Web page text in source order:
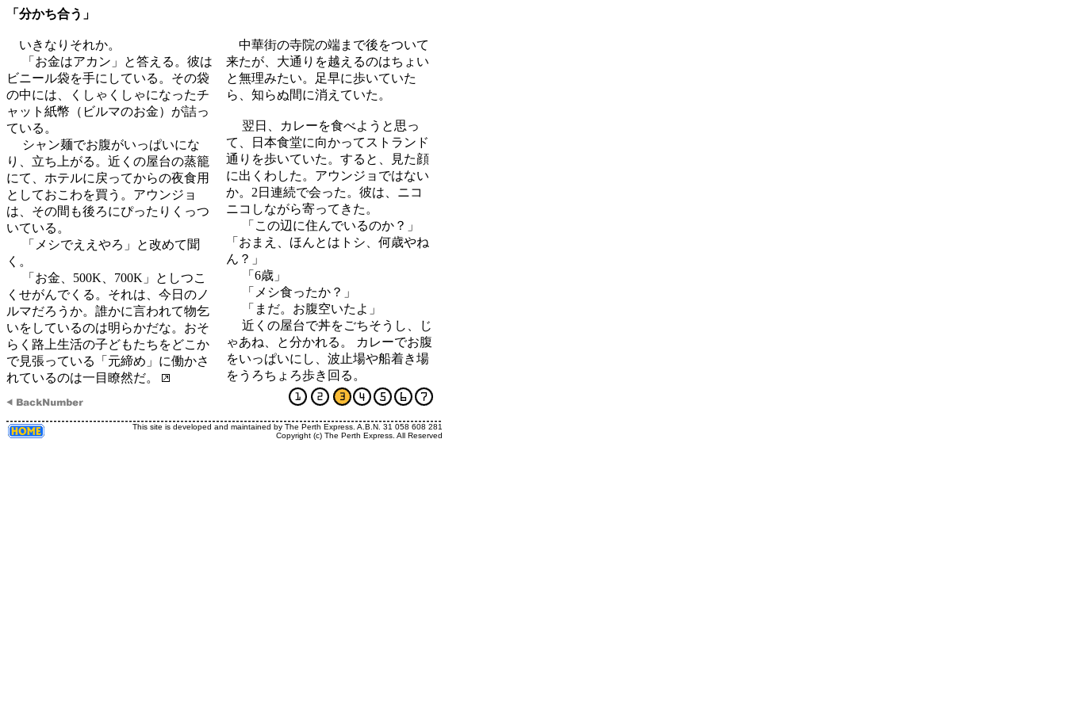
「分かち合う」
いきなりそれか。
「お金はアカン」と答える。彼は
ビニール袋を手にしている。その袋
の中には、くしゃくしゃになったチ
ャット紙幣（ビルマのお金）が詰っ
ている。
シャン麺でお腹がいっぱいにな
り、立ち上がる。近くの屋台の蒸籠
にて、ホテルに戻ってからの夜食用
としておこわを買う。アウンジョ
は、その間も後ろにぴったりくっつ
いている。
「メシでええやろ」と改めて聞
く。
「お金、500K、700K」としつこ
くせがんでくる。それは、今日のノ
ルマだろうか。誰かに言われて物乞
いをしているのは明らかだな。おそ
らく路上生活の子どもたちをどこか
で見張っている「元締め」に働かさ
れているのは一目瞭然だ。
中華街の寺院の端まで後をついて
来たが、大通りを越えるのはちょい
と無理みたい。足早に歩いていた
ら、知らぬ間に消えていた。
翌日、カレーを食べようと思っ
て、日本食堂に向かってストランド
通りを歩いていた。すると、見た顔
に出くわした。アウンジョではない
か。2日連続で会った。彼は、ニコ
ニコしながら寄ってきた。
「この辺に住んでいるのか？」
「おまえ、ほんとはトシ、何歳やね
ん？」
「6歳」
「メシ食ったか？」
「まだ。お腹空いたよ」
近くの屋台で丼をごちそうし、じ
ゃあね、と分かれる。 カレーでお腹
をいっぱいにし、波止場や船着き場
をうろちょろ歩き回る。
This site is developed and maintained by The Perth Express. A.B.N. 31 058 608 281
Copyright (c) The Perth Express. All Reserved